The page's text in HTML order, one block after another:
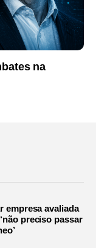
na
empresa avaliada
preciso passar